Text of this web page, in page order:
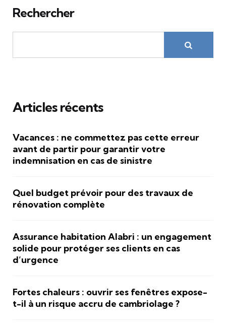
Rechercher
Articles récents
Vacances : ne commettez pas cette erreur
avant de partir pour garantir votre
indemnisation en cas de sinistre
Quel budget prévoir pour des travaux de
rénovation complète
Assurance habitation Alabri : un engagement
solide pour protéger ses clients en cas
d’urgence
Fortes chaleurs : ouvrir ses fenêtres expose-
t-il à un risque accru de cambriolage ?